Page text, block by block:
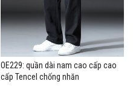
OE229: quần dài nam cao cấp cao
cấp Tencel chống nhăn